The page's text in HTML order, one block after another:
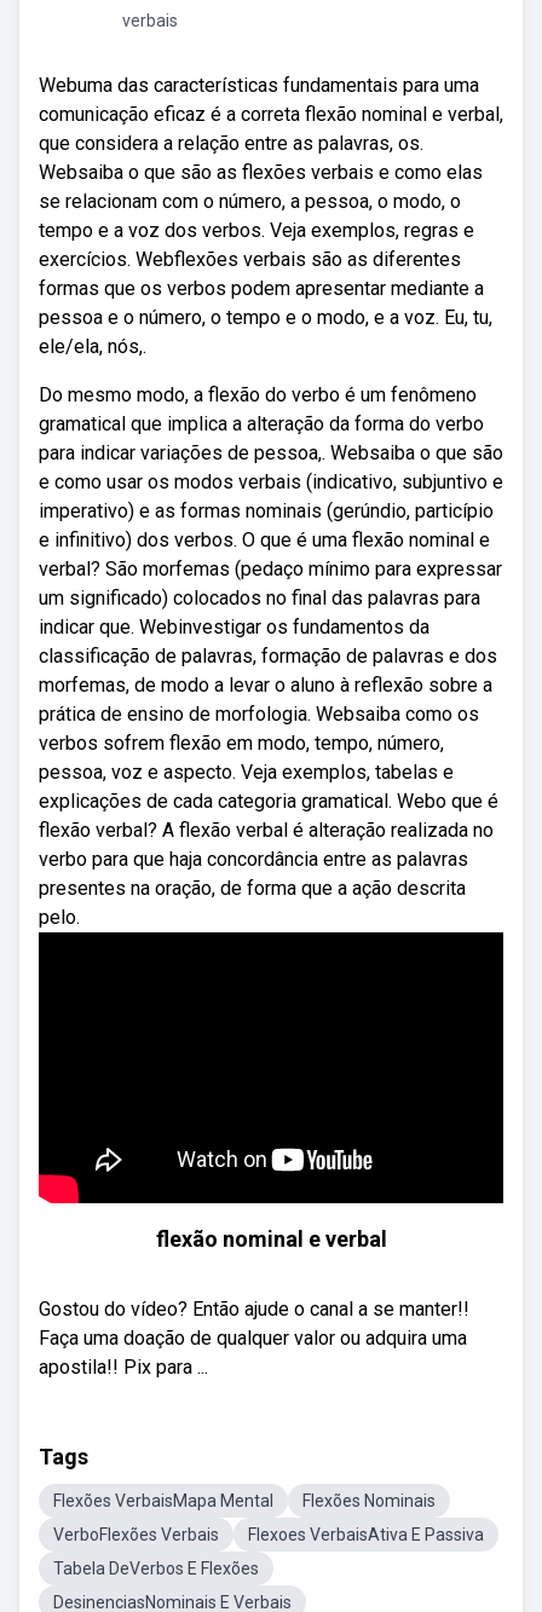
verbais
Webuma das características fundamentais para uma
comunicação eficaz é a correta flexão nominal e verbal,
que considera a relação entre as palavras, os.
Websaiba o que são as flexões verbais e como elas
se relacionam com o número, a pessoa, o modo, o
tempo e a voz dos verbos. Veja exemplos, regras e
exercícios. Webflexões verbais são as diferentes
formas que os verbos podem apresentar mediante a
pessoa e o número, o tempo e o modo, e a voz. Eu, tu,
ele/ela, nós,.
Do mesmo modo, a flexão do verbo é um fenômeno
gramatical que implica a alteração da forma do verbo
para indicar variações de pessoa,. Websaiba o que são
e como usar os modos verbais (indicativo, subjuntivo e
imperativo) e as formas nominais (gerúndio, particípio
e infinitivo) dos verbos. O que é uma flexão nominal e
verbal? São morfemas (pedaço mínimo para expressar
um significado) colocados no final das palavras para
indicar que. Webinvestigar os fundamentos da
classificação de palavras, formação de palavras e dos
morfemas, de modo a levar o aluno à reflexão sobre a
prática de ensino de morfologia. Websaiba como os
verbos sofrem flexão em modo, tempo, número,
pessoa, voz e aspecto. Veja exemplos, tabelas e
explicações de cada categoria gramatical. Webo que é
flexão verbal? A flexão verbal é alteração realizada no
verbo para que haja concordância entre as palavras
presentes na oração, de forma que a ação descrita
pelo.
flexão nominal e verbal
Gostou do vídeo? Então ajude o canal a se manter!!
Faça uma doação de qualquer valor ou adquira uma
apostila!! Pix para ...
Tags
Flexões VerbaisMapa Mental
Flexões Nominais
VerboFlexões Verbais
Flexoes VerbaisAtiva E Passiva
Tabela DeVerbos E Flexões
DesinenciasNominais E Verbais